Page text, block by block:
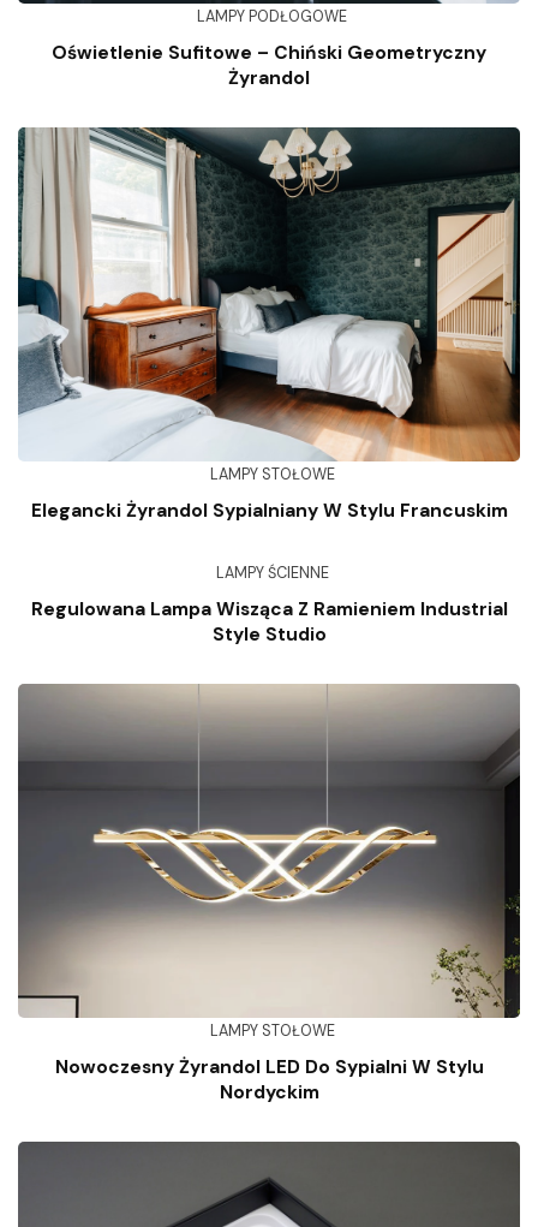
LAMPY PODŁOGOWE
Oświetlenie Sufitowe – Chiński Geometryczny
Żyrandol
LAMPY STOŁOWE
Elegancki Żyrandol Sypialniany W Stylu Francuskim
LAMPY ŚCIENNE
Regulowana Lampa Wisząca Z Ramieniem Industrial
Style Studio
LAMPY STOŁOWE
Nowoczesny Żyrandol LED Do Sypialni W Stylu
Nordyckim